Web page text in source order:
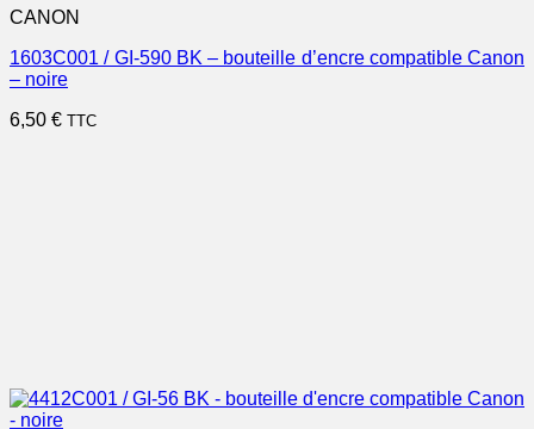
CANON
1603C001 / GI-590 BK – bouteille d’encre compatible Canon
– noire
6,50 € TTC